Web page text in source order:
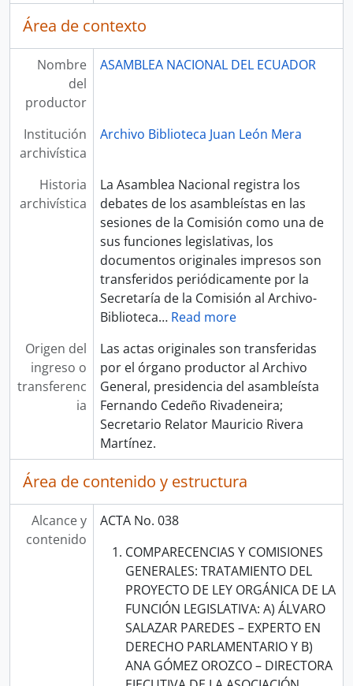
Área de contexto
Nombre
del
productor
ASAMBLEA NACIONAL DEL ECUADOR
Institución
archivística
Archivo Biblioteca Juan León Mera
Historia
archivística
La Asamblea Nacional registra los
debates de los asambleístas en las
sesiones de la Comisión como una de
sus funciones legislativas, los
documentos originales impresos son
transferidos periódicamente por la
Secretaría de la Comisión al Archivo-
Biblioteca… Read more
Origen del
ingreso o
transferenc
ia
Las actas originales son transferidas
por el órgano productor al Archivo
General, presidencia del asambleísta
Fernando Cedeño Rivadeneira;
Secretario Relator Mauricio Rivera
Martínez.
Área de contenido y estructura
Alcance y
contenido
ACTA No. 038
COMPARECENCIAS Y COMISIONES
GENERALES: TRATAMIENTO DEL
PROYECTO DE LEY ORGÁNICA DE LA
FUNCIÓN LEGISLATIVA: A) ÁLVARO
SALAZAR PAREDES – EXPERTO EN
DERECHO PARLAMENTARIO Y B)
ANA GÓMEZ OROZCO – DIRECTORA